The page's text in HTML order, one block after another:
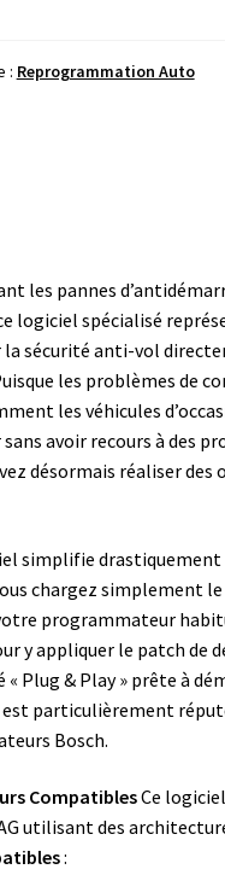
: Reprogrammation Auto
les pannes
logiciel spécialisé
sécurité anti-vol
les problèmes de
les véhicules
avoir recours à des
désormais réaliser des
simplifie
chargez simplement le
programmateur
y appliquer le patch de
Plug & Play » prête à
particulièrement
Bosch.
CompatiblesCe
utilisant des
: